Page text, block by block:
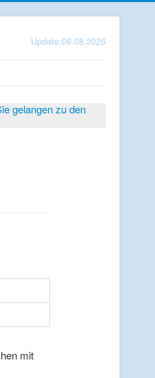
Update:06.08.2026
gelangen zu den
mit